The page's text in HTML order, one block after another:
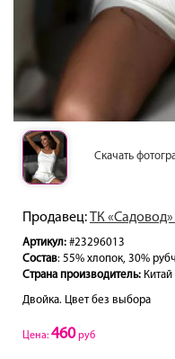
Скачать
Продавец:ТК
Артикул: #23296013
Состав: 55% хлопок, 30%
Страна производитель: Китай
Двойка. Цвет без выбора
Цена: 460руб